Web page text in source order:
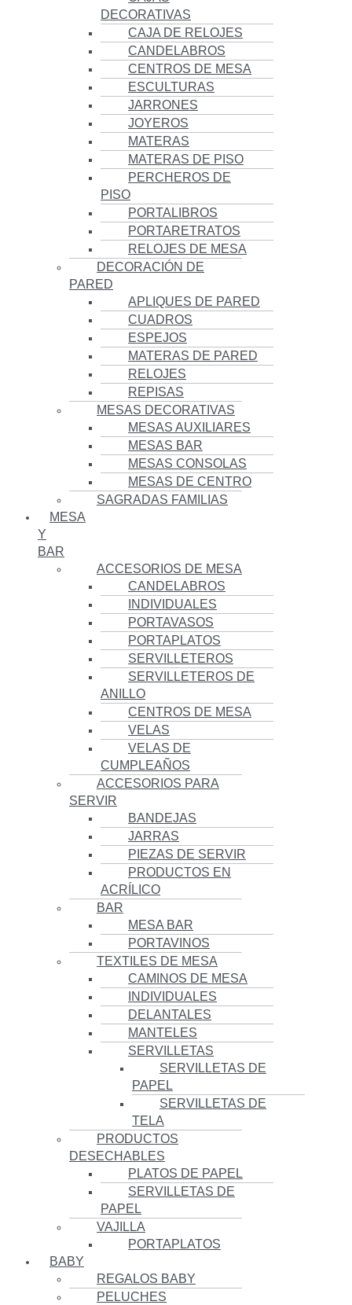
DECORATIVAS
CAJA DE RELOJES
CANDELABROS
CENTROS DE MESA
ESCULTURAS
JARRONES
JOYEROS
MATERAS
MATERAS DE PISO
PERCHEROS DE
PISO
PORTALIBROS
PORTARETRATOS
RELOJES DE MESA
DECORACIÓN DE
PARED
APLIQUES DE PARED
CUADROS
ESPEJOS
MATERAS DE PARED
RELOJES
REPISAS
MESAS DECORATIVAS
MESAS AUXILIARES
MESAS BAR
MESAS CONSOLAS
MESAS DE CENTRO
SAGRADAS FAMILIAS
MESA
Y
BAR
ACCESORIOS DE MESA
CANDELABROS
INDIVIDUALES
PORTAVASOS
PORTAPLATOS
SERVILLETEROS
SERVILLETEROS DE
ANILLO
CENTROS DE MESA
VELAS
VELAS DE
CUMPLEAÑOS
ACCESORIOS PARA
SERVIR
BANDEJAS
JARRAS
PIEZAS DE SERVIR
PRODUCTOS EN
ACRÍLICO
BAR
MESA BAR
PORTAVINOS
TEXTILES DE MESA
CAMINOS DE MESA
INDIVIDUALES
DELANTALES
MANTELES
SERVILLETAS
SERVILLETAS DE
PAPEL
SERVILLETAS DE
TELA
PRODUCTOS
DESECHABLES
PLATOS DE PAPEL
SERVILLETAS DE
PAPEL
VAJILLA
PORTAPLATOS
BABY
REGALOS BABY
PELUCHES